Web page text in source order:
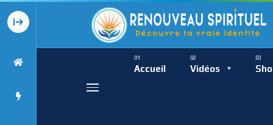
Accueil Vidéos
Présence